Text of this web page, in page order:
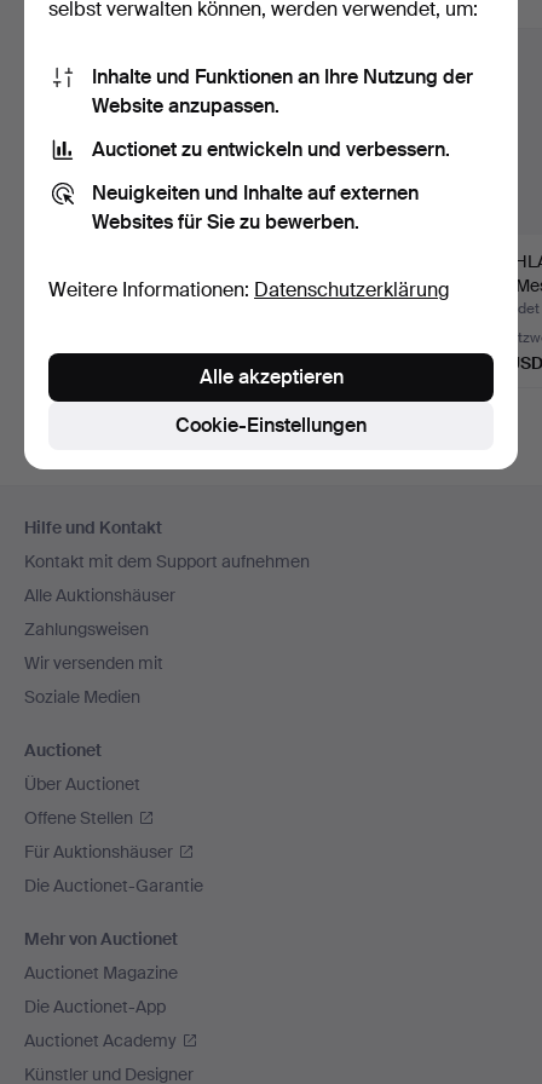
Nya Öia, zweite Hälfte…
32 USD
Stück,
und
Armat…
53 USD
Navigation
Hilfe und Kontakt
Kontakt mit dem Support aufnehmen
Alle Auktionshäuser
Zahlungsweisen
Wir versenden mit
Soziale Medien
Auctionet
Über Auctionet
Offene Stellen
Für Auktionshäuser
Die Auctionet-Garantie
Mehr von Auctionet
Auctionet Magazine
Die Auctionet-App
Auctionet Academy
Künstler und Designer
selbst verwalten können, werden verwendet, um:
Inhalte und Funktionen an Ihre Nutzung der
Website anzupassen.
Auctionet zu entwickeln und verbessern.
Neuigkeiten und Inhalte auf externen
Websites für Sie zu bewerben.
Weitere Informationen: Datenschutzerklärung
Cookie-Einstellungen
Alle akzeptieren